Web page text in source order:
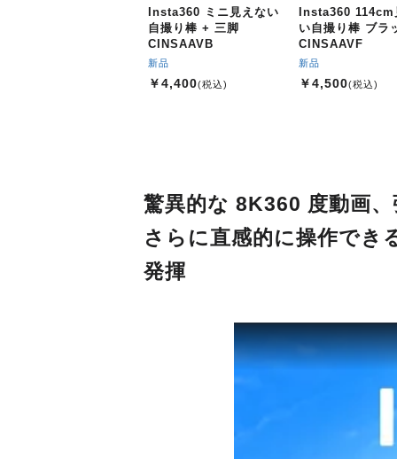
新品
Insta360 ミニ見えない
自撮り棒 + 三脚
CINSAAVB
￥4,400(税込)
新品
Insta360 114cm
い自撮り棒 ブラ
CINSAAVF
￥4,500(税込)
驚異的な 8K360 度動画
さらに直感的に操作でき
発揮